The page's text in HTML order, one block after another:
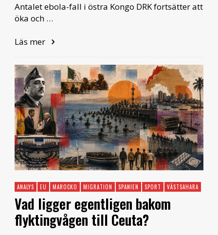
Antalet ebola-fall i östra Kongo DRK fortsätter att
öka och …
Läs mer
ANALYS EU MAROCKO MIGRATION SPANIEN SPORT VÄSTSAHARA
Vad ligger egentligen bakom
flyktingvågen till Ceuta?